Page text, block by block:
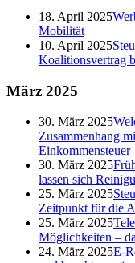
18. April 2025
Mobilität
10. April 2025
Koalitionsvertrag
März 2025
30. März 2025
Zusammenhang
Einkommensteuer
30. März 2025
lassen sich
25. März 2025
Zeitpunkt für die
25. März 2025
Möglichkeiten –
24. März 2025E-